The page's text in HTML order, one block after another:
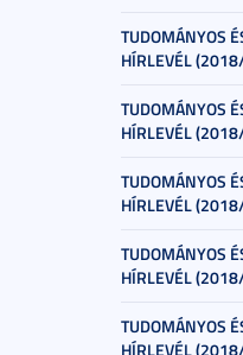
TUDOMÁNYOS
HÍRLEVÉL
TUDOMÁNYOS
HÍRLEVÉL
TUDOMÁNYOS
HÍRLEVÉL
TUDOMÁNYOS
HÍRLEVÉL
TUDOMÁNYOS
HÍRLEVÉL